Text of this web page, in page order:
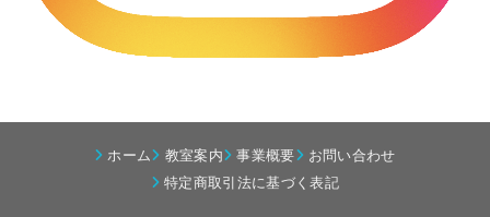
ホーム 教室案内 事業概要
お問い合わせ
特定商取引法に基づく表記